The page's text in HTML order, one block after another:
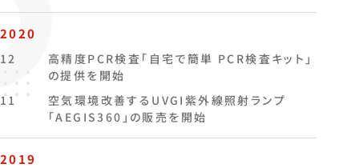
2020
12
高精度PCR検査「自宅で簡単 PCR検査キット」
の提供を開始
11
空気環境改善するUVGI紫外線照射ランプ
「AEGIS360」の販売を開始
2019